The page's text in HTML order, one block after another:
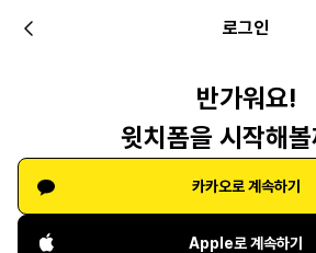
로그인
반가워요!
윗치폼을 시작해
카카오로 계속하기
Apple로 계속하기